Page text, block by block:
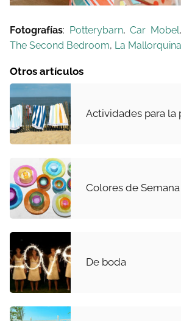
Fotografías: Potterybarn,Car Mobel
The Second Bedroom, La Mallorquina
Otros artículos
Actividades para la
Colores de
De boda